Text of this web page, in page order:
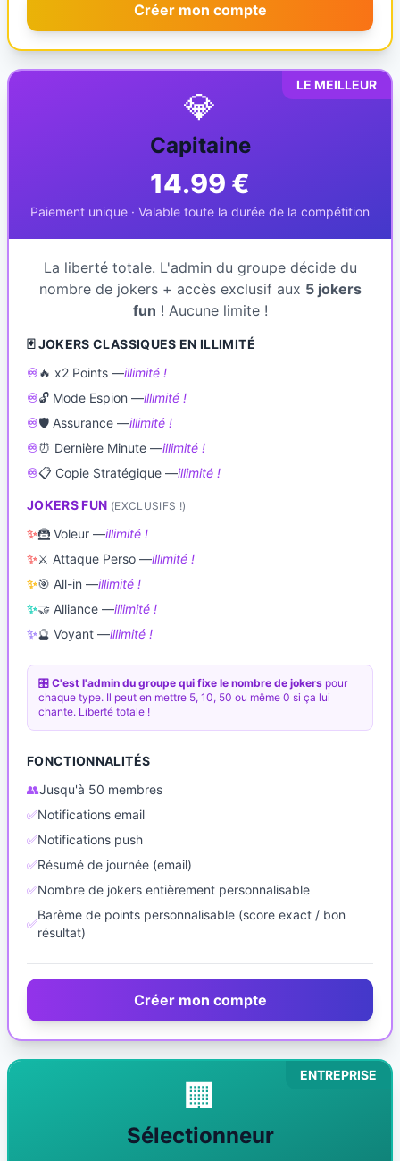
Créer mon compte
LE MEILLEUR
💎
Capitaine
14.99 €
Paiement unique · Valable toute la durée de la compétition
La liberté totale. L'admin du groupe décide du
nombre de jokers + accès exclusif aux 5 jokers
fun ! Aucune limite !
🃏 JOKERS CLASSIQUES EN ILLIMITÉ
♾️🔥 x2 Points —illimité !
♾️🔓 Mode Espion —illimité !
♾️🛡️ Assurance —illimité !
♾️⏰ Dernière Minute —illimité !
♾️📋 Copie Stratégique —illimité !
JOKERS FUN (EXCLUSIFS !)
✨🦹 Voleur —illimité !
✨⚔️ Attaque Perso —illimité !
✨🎯 All-in —illimité !
✨🤝 Alliance —illimité !
✨🔮 Voyant —illimité !
🎛️ C'est l'admin du groupe qui fixe le nombre de jokers pour
chaque type. Il peut en mettre 5, 10, 50 ou même 0 si ça lui
chante. Liberté totale !
FONCTIONNALITÉS
👥Jusqu'à 50 membres
✅Notifications email
✅Notifications push
✅Résumé de journée (email)
✅Nombre de jokers entièrement personnalisable
✅
Barème de points personnalisable (score exact / bon
résultat)
Créer mon compte
ENTREPRISE
🏢
Sélectionneur